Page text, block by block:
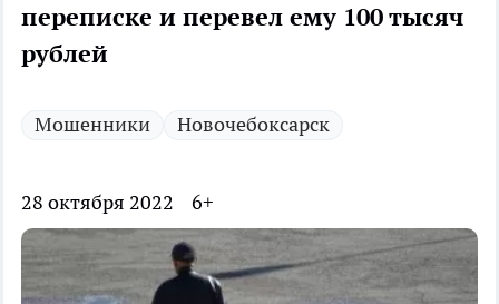
переписке и перевел ему 100 тысяч
рублей
Мошенники Новочебоксарск
28 октября 2022 6+